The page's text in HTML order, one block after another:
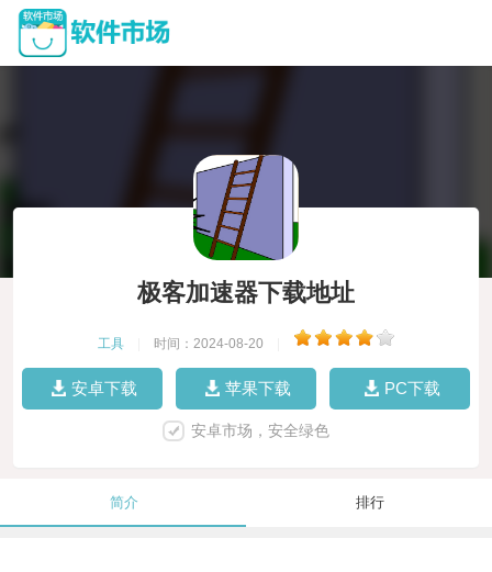
极客加速器下载地址
工具 时间：2024-08-20
安卓下载 苹果下载 PC下载
安卓市场，安全绿色
简介 排行